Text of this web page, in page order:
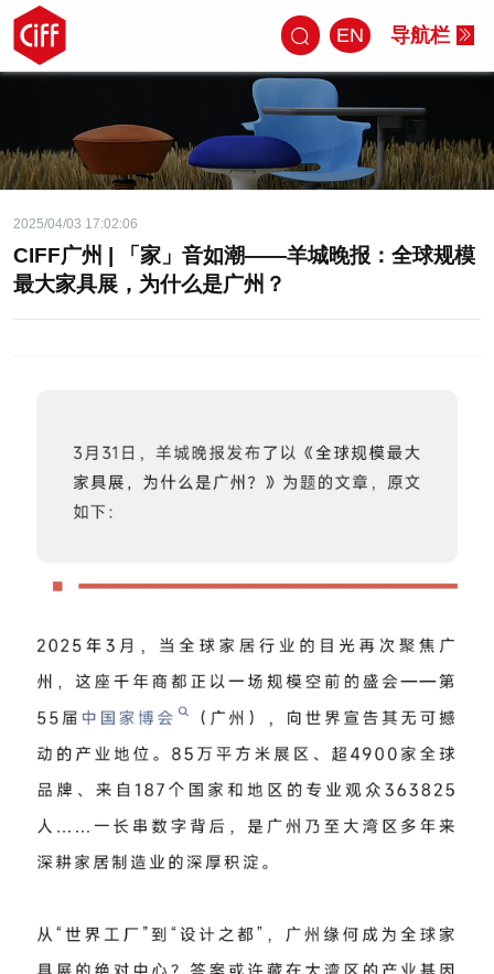
EN 导航栏
2025/04/03 17:02:06
CIFF广州 | 「家」音如潮——羊城晚报：全球规模
最大家具展，为什么是广州？